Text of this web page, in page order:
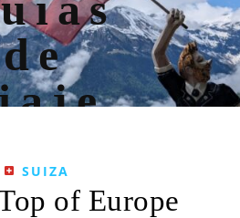
SUIZA
of Europe